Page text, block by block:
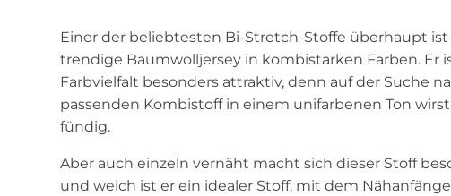
Einer der beliebtesten Bi-Stretch-Stoffe überhaupt
trendige Baumwolljersey in kombistarken Farben. Er
Farbvielfalt besonders attraktiv, denn auf der Suche
passenden Kombistoff in einem unifarbenen Ton
fündig.
Aber auch einzeln vernäht macht sich dieser Stoff
und weich ist er ein idealer Stoff, mit dem